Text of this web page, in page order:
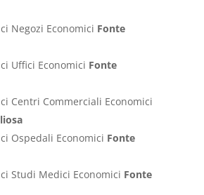
Negozi Economici Fonte
Uffici Economici Fonte
Centri Commerciali Economici
Ospedali Economici Fonte
Studi Medici Economici Fonte